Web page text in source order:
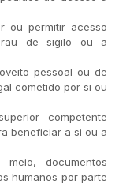
ou permitir acesso
de sigilo ou a
pessoal ou de
cometido por si ou
competente
beneficiar a si ou a
documentos
humanos por parte